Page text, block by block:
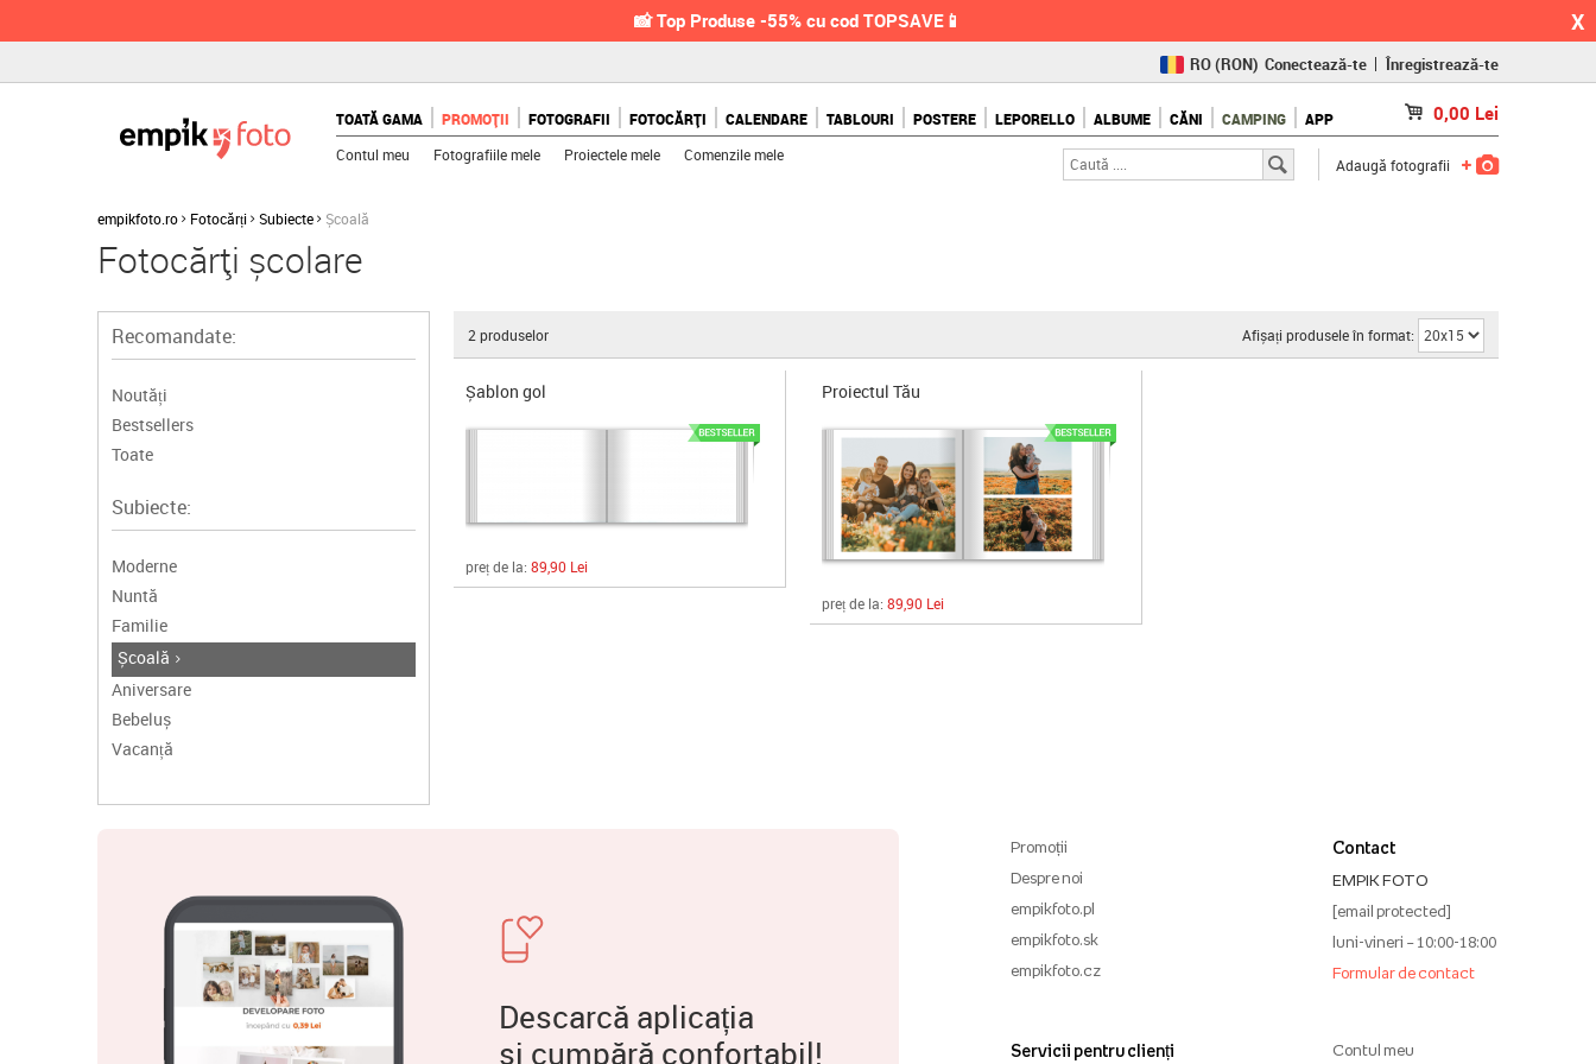
📸 Top Produse -55% cu cod TOPSAVE📱 X
(KČ)
SK(€)
RO(RON) Conectează-te Înregistrează-te
TOATĂ GAMA PROMOȚII FOTOGRAFII FOTOCĂRȚI CALENDARE TABLOURI POSTERE LEPORELLO ALBUME CĂNI CAMPING APP 0,00 Lei
Contul meu Fotografiile mele Proiectele mele Comenzile mele
Adaugă fotografii
empikfoto.ro Fotocărți Subiecte Școală
Fotocărți școlare
Recomandate:
Noutăți
Bestsellers
Toate
Subiecte:
Moderne
Nuntă
Familie
Școală
Aniversare
Bebeluș
Vacanță
2 produselor Afișați produsele în format:
Șablon gol
preț de la: 89,90 Lei
Proiectul Tău
preț de la: 89,90 Lei
Descarcă aplicația
și cumpără confortabil!
Promoții
Despre noi
empikfoto.pl
empikfoto.sk
empikfoto.cz
Servicii pentru clienți
Contact
EMPIK FOTO
[email protected]
luni-vineri – 10:00-18:00
Formular de contact
Contul meu